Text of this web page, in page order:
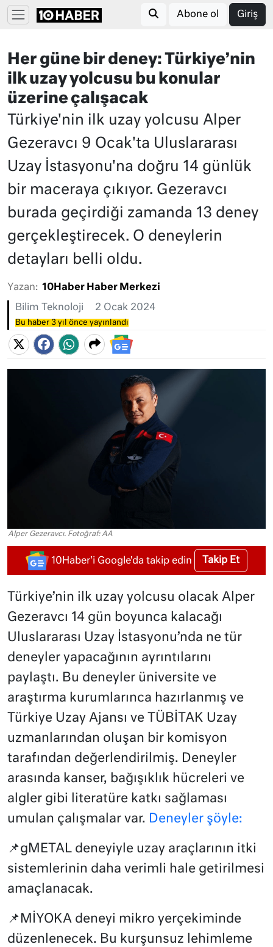
Abone ol Giriş
Her güne bir deney: Türkiye’nin
ilk uzay yolcusu bu konular
üzerine çalışacak
Türkiye'nin ilk uzay yolcusu Alper
Gezeravcı 9 Ocak'ta Uluslararası
Uzay İstasyonu'na doğru 14 günlük
bir maceraya çıkıyor. Gezeravcı
burada geçirdiği zamanda 13 deney
gerçekleştirecek. O deneylerin
detayları belli oldu.
Yazan: 10Haber Haber Merkezi
Bilim Teknoloji 2 Ocak 2024
Bu haber 3 yıl önce yayınlandı
Alper Gezeravcı. Fotoğraf: AA
10Haber'i Google'da takip edin Takip Et
Türkiye’nin ilk uzay yolcusu olacak Alper
Gezeravcı 14 gün boyunca kalacağı
Uluslararası Uzay İstasyonu’nda ne tür
deneyler yapacağının ayrıntılarını
paylaştı. Bu deneyler üniversite ve
araştırma kurumlarınca hazırlanmış ve
Türkiye Uzay Ajansı ve TÜBİTAK Uzay
uzmanlarından oluşan bir komisyon
tarafından değerlendirilmiş. Deneyler
arasında kanser, bağışıklık hücreleri ve
algler gibi literatüre katkı sağlaması
umulan çalışmalar var. Deneyler şöyle:
📌gMETAL deneyiyle uzay araçlarının itki
sistemlerinin daha verimli hale getirilmesi
amaçlanacak.
📌MİYOKA deneyi mikro yerçekiminde
düzenlenecek. Bu kurşunsuz lehimleme